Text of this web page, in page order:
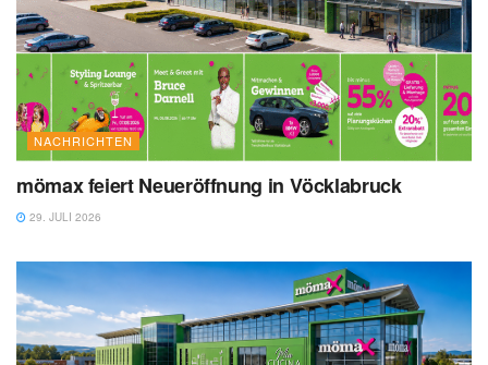
NACHRICHTEN
mömax feiert Neueröffnung in Vöcklabruck
29. JULI 2026